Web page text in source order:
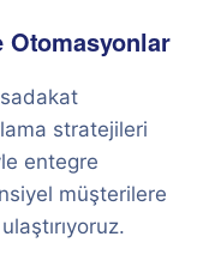
Otomasyonlar
stratejileri
entegre
müşterilere